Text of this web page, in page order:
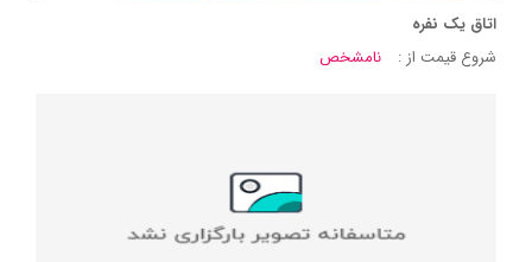
اتاق یک نفره
شروع قیمت از :
نامشخص